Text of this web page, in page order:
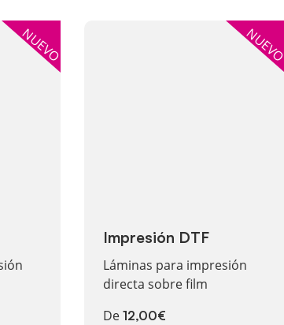
NUEVO NUEVO
Impresión DTF
Láminas para impresión
directa sobre film
De 12,00€